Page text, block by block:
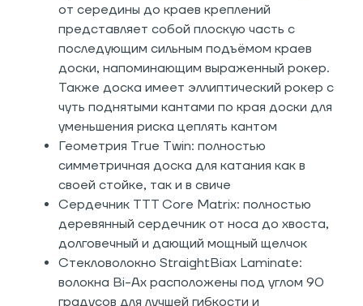
от середины до краев креплений
представляет собой плоскую часть с
последующим сильным подъёмом краев
доски, напоминающим выраженный рокер.
Также доска имеет эллиптический рокер с
чуть поднятыми кантами по края доски для
уменьшения риска цеплять кантом
Геометрия True Twin: полностью
симметричная доска для катания как в
своей стойке, так и в свиче
Сердечник TTT Core Matrix: полностью
деревянный сердечник от носа до хвоста,
долговечный и дающий мощный щелчок
Стекловолокно StraightBiax Laminate:
волокна Bi-Ax расположены под углом 90
градусов для лучшей гибкости и